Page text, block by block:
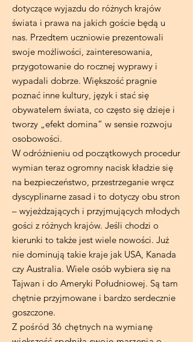
dotyczące wyjazdu do różnych krajów
świata i prawa na jakich goście będą u
nas. Przedtem uczniowie prezentowali
swoje możliwości, zainteresowania,
przygotowanie do rocznej wyprawy i
wypadali dobrze. Większość pragnie
poznać inne kultury, język i stać się
obywatelem świata, co często się dzieje i
tworzy „efekt domina” w sensie rozwoju
osobowości.
W odróżnieniu od początkowych procedur
wymian teraz ogromny nacisk kładzie się
na bezpieczeństwo, przestrzeganie wręcz
dyscyplinarne zasad i to dotyczy obu stron
– wyjeżdzających i przyjmujących młodych
gości z różnych krajów. Jeśli chodzi o
kierunki to także jest wiele nowości. Już
nie dominują takie kraje jak USA, Kanada
czy Australia. Wiele osób wybiera się na
Tajwan i do Ameryki Południowej. Są tam
chętnie przyjmowane i bardzo serdecznie
goszczone.
Z pośród 36 chętnych na wymianę